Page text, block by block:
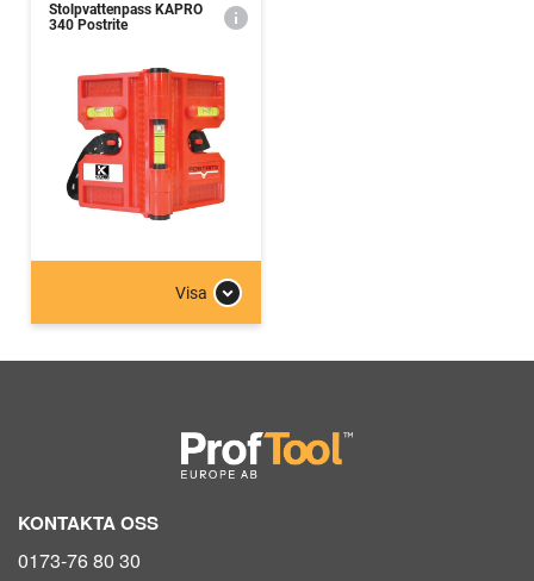
Stolpvattenpass KAPRO
340 Postrite
Visa
KONTAKTA OSS
0173-76 80 30